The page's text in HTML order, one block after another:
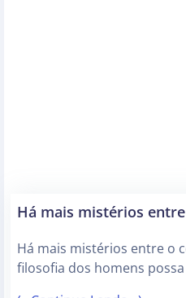
Há mais mistérios
Há mais mistérios entre o
filosofia dos homens